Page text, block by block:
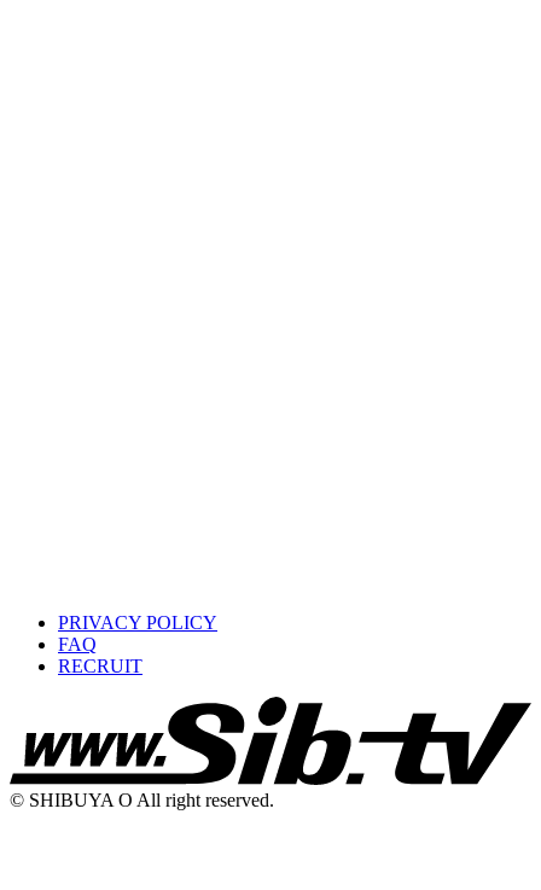
PRIVACY POLICY
FAQ
RECRUIT
© SHIBUYA O All right reserved.